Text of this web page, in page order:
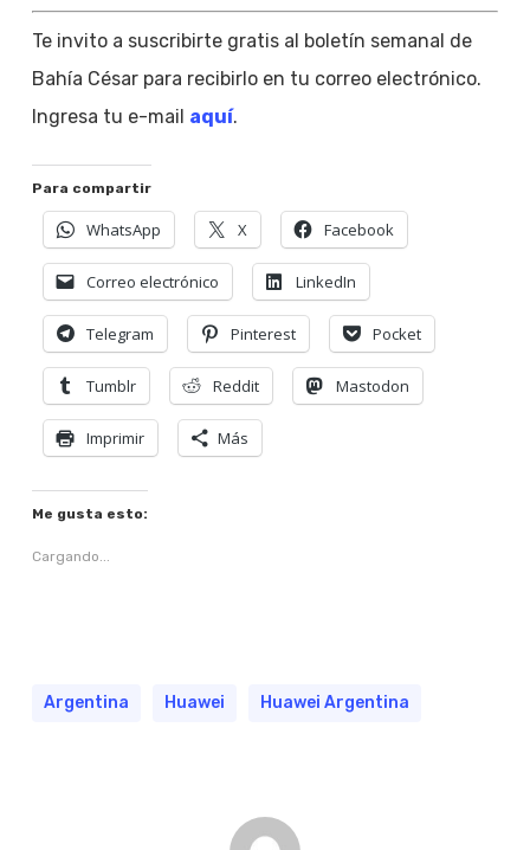
Te invito a suscribirte gratis al boletín semanal de
Bahía César para recibirlo en tu correo electrónico.
Ingresa tu e-mail aquí.
Para compartir
WhatsApp X Facebook
Correo electrónico LinkedIn
Telegram Pinterest Pocket
Tumblr Reddit Mastodon
Imprimir Más
Me gusta esto:
Cargando...
Argentina Huawei Huawei Argentina